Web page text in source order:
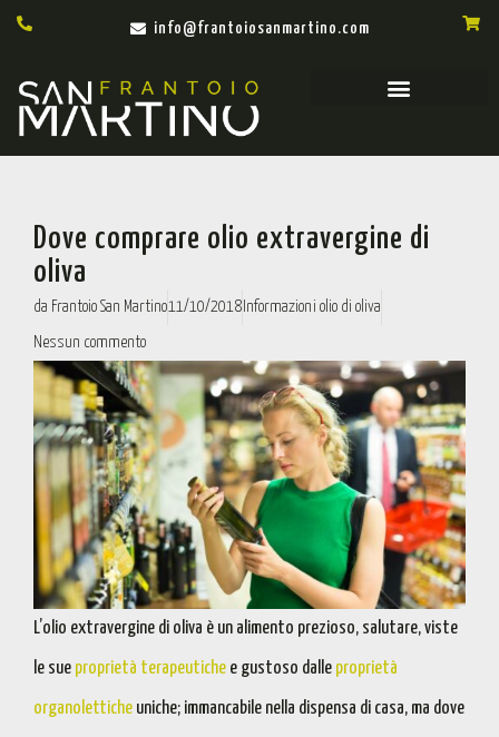
info@frantoiosanmartino.com
Dove comprare olio extravergine di
oliva
da Frantoio San Martino11/10/2018 Informazioni olio di oliva
Nessun commento
L’olio extravergine di oliva è un alimento prezioso, salutare, viste
le sue proprietà terapeutiche e gustoso dalle proprietà
organolettiche uniche; immancabile nella dispensa di casa, ma dove